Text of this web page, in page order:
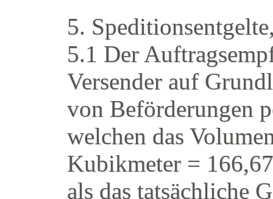
5.
5.1 Der
Versender auf
von Beförderungen
welchen das
Kubikmeter =
als das tatsächliche